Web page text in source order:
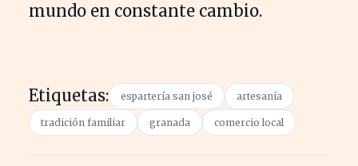
mundo en constante cambio.
Etiquetas: espartería san josé artesanía
tradición familiar granada comercio local